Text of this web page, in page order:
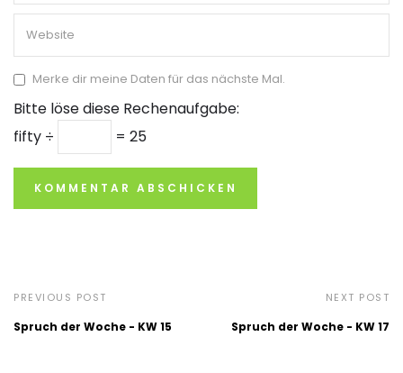
Merke dir meine Daten für das nächste Mal.
Bitte löse diese Rechenaufgabe:
fifty ÷
= 25
PREVIOUS POST
Spruch der Woche - KW 15
NEXT POST
Spruch der Woche - KW 17